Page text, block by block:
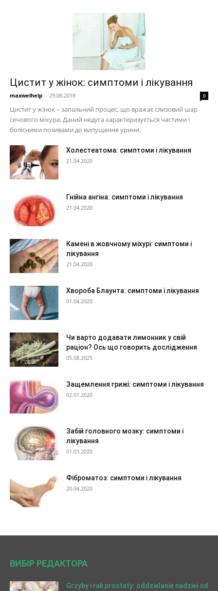
Цистит у жінок: симптоми і лікування
maxwelhelp - 29.06.2018 0
Цистит у жінок – запальний процес, що вражає слизовий шар
сечового міхура. Даний недуга характеризується частими і
болісними позивами до випущення урини.
Холестеатома: симптоми і лікування
21.04.2020
Гнійна ангіна: симптоми і лікування
21.04.2020
Камені в жовчному міхурі: симптоми і
лікування
21.04.2020
Хвороба Блаунта: симптоми і лікування
01.04.2020
Чи варто додавати лимонник у свій
раціон? Ось що говорить дослідження
05.08.2025
Защемлення грижі: симптоми і лікування
02.01.2020
Забій головного мозку: симптоми і
лікування
01.03.2020
Фіброматоз: симптоми і лікування
20.04.2020
ВИБІР РЕДАКТОРА
Grzyby i rak prostaty: oddzielanie nadziei od